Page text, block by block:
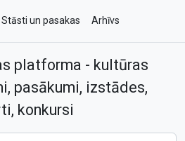
Stāsti un pasakas Arhīvs
platforma - kultūras
pasākumi, izstādes,
konkursi